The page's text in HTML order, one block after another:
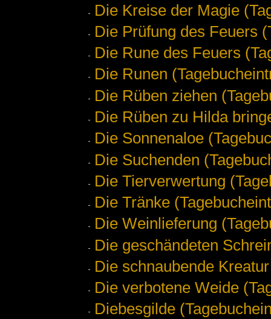
Die Kreise der Magie
Die Prüfung des Feuers
Die Rune des Feuers
Die Runen
Die Rüben ziehen
Die Rüben zu Hilda
Die Sonnenaloe
Die Suchenden
Die Tierverwertung
Die Tränke
Die Weinlieferung
Die geschändeten
Die schnaubende
Die verbotene Weide
Diebesgilde